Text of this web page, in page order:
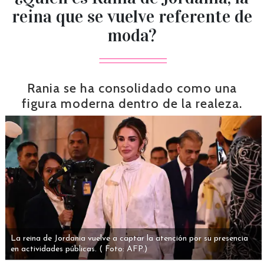
reina que se vuelve referente de
moda?
Rania se ha consolidado como una
figura moderna dentro de la realeza.
La reina de Jordania vuelve a captar la atención por su presencia
en actividades públicas. ( Foto: AFP.)